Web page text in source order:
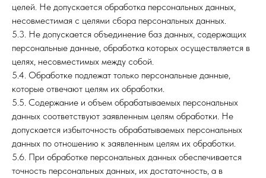
целей. Не допускается обработка персональных данных,
несовместимая с целями сбора персональных данных.
5.3. Не допускается объединение баз данных, содержащих
персональные данные, обработка которых осуществляется в
целях, несовместимых между собой.
5.4. Обработке подлежат только персональные данные,
которые отвечают целям их обработки.
5.5. Содержание и объем обрабатываемых персональных
данных соответствуют заявленным целям обработки. Не
допускается избыточность обрабатываемых персональных
данных по отношению к заявленным целям их обработки.
5.6. При обработке персональных данных обеспечивается
точность персональных данных, их достаточность, а в